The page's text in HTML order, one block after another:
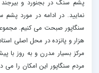
پشم سنگ در بجنورد و
نمایید. در ادامه در مورد
سنگاپور صبحت می کنیم.
هزار و پانزده در محل اصلی
مرکز بسیار مدرن و به روز با
مردم سنگاپور این امکان را